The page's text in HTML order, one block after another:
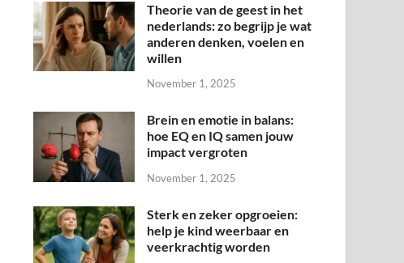
Theorie van de geest in het
nederlands: zo begrijp je wat
anderen denken, voelen en
willen
November 1, 2025
Brein en emotie in balans:
hoe EQ en IQ samen jouw
impact vergroten
November 1, 2025
Sterk en zeker opgroeien:
help je kind weerbaar en
veerkrachtig worden